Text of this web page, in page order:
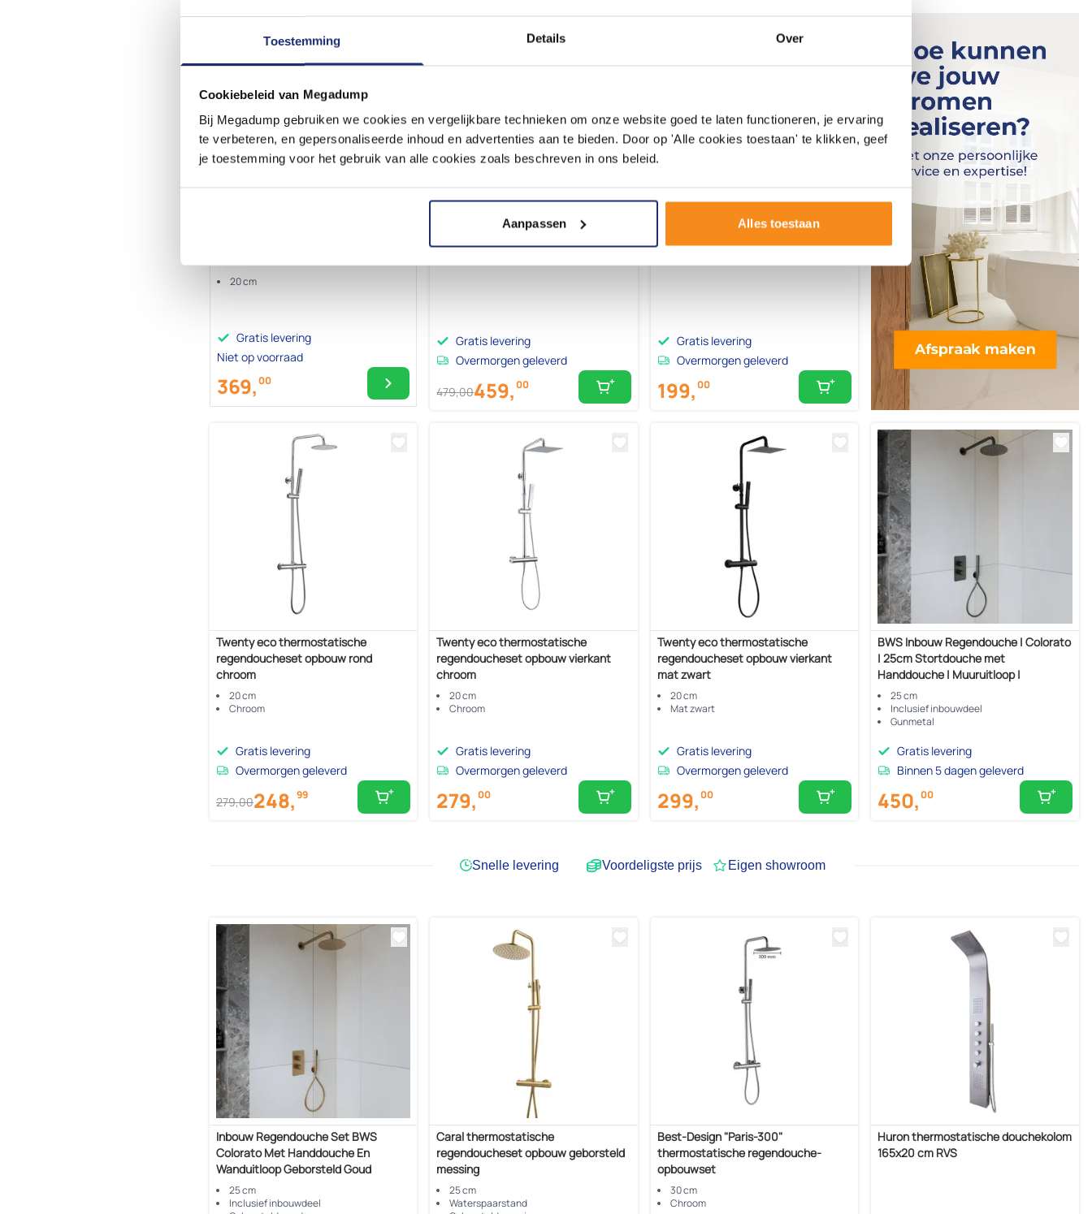
Toestemming Details Over
Cookiebeleid van Megadump
Bij Megadump gebruiken we cookies en vergelijkbare technieken om onze website goed te laten functioneren, je ervaring
te verbeteren, en gepersonaliseerde inhoud en advertenties aan te bieden. Door op 'Alle cookies toestaan' te klikken, geef
je toestemming voor het gebruik van alle cookies zoals beschreven in ons beleid.
Aanpassen Alles toestaan
20 cm
Gratis levering
Niet op voorraad
369,00
Erie thermostatische douchekolom
148x22 cm RVS
Gratis levering
Overmorgen geleverd
459,00
479,00
Caral inbouw 2-wegs
douchethermostaat rond chroom
Gratis levering
Overmorgen geleverd
199,00
Twenty eco thermostatische
regendoucheset opbouw rond
chroom
20 cm
Chroom
Gratis levering
Overmorgen geleverd
248,99
279,00
Twenty eco thermostatische
regendoucheset opbouw vierkant
chroom
20 cm
Chroom
Gratis levering
Overmorgen geleverd
279,00
Twenty eco thermostatische
regendoucheset opbouw vierkant
mat zwart
20 cm
Mat zwart
Gratis levering
Overmorgen geleverd
299,00
BWS Inbouw Regendouche | Colorato
| 25cm Stortdouche met
Handdouche | Muuruitloop |
Gunmetal | SET
25 cm
Inclusief inbouwdeel
Gunmetal
Gratis levering
Binnen 5 dagen geleverd
450,00
Snelle levering Voordeligste prijs Eigen showroom
Inbouw Regendouche Set BWS
Colorato Met Handdouche En
Wanduitloop Geborsteld Goud
25 cm
Inclusief inbouwdeel
Caral thermostatische
regendoucheset opbouw geborsteld
messing
25 cm
Waterspaarstand
Best-Design "Paris-300"
thermostatische regendouche-
opbouwset
30 cm
Chroom
Huron thermostatische douchekolom
165x20 cm RVS